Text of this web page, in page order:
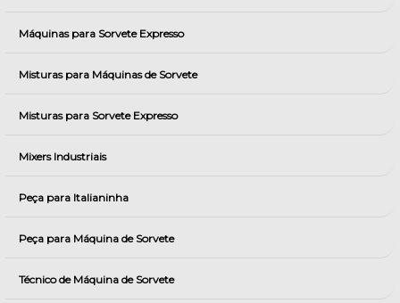
Máquinas para Sorvete Expresso
Misturas para Máquinas de Sorvete
Misturas para Sorvete Expresso
Mixers Industriais
Peça para Italianinha
Peça para Máquina de Sorvete
Técnico de Máquina de Sorvete